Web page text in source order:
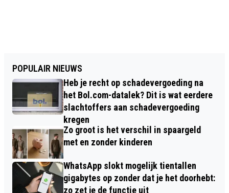
POPULAIR NIEUWS
Heb je recht op schadevergoeding na
het Bol.com-datalek? Dit is wat eerdere
slachtoffers aan schadevergoeding
kregen
Zo groot is het verschil in spaargeld
met en zonder kinderen
WhatsApp slokt mogelijk tientallen
gigabytes op zonder dat je het doorhebt:
zo zet je de functie uit